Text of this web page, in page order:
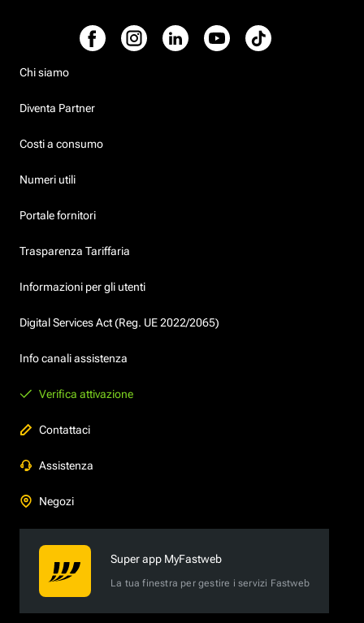
Chi siamo
Diventa Partner
Costi a consumo
Numeri utili
Portale fornitori
Trasparenza Tariffaria
Informazioni per gli utenti
Digital Services Act (Reg. UE 2022/2065)
Info canali assistenza
Verifica attivazione
Contattaci
Assistenza
Negozi
Super app MyFastweb
La tua finestra per gestire i servizi Fastweb